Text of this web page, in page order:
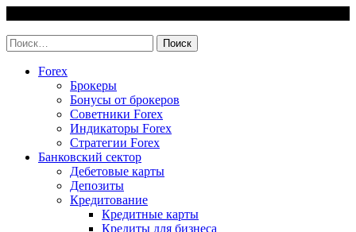
content
Найти:
Forex
Брокеры
Бонусы от брокеров
Советники Forex
Индикаторы Forex
Стратегии Forex
Банковский сектор
Дебетовые карты
Депозиты
Кредитование
Кредитные карты
Кредиты для бизнеса